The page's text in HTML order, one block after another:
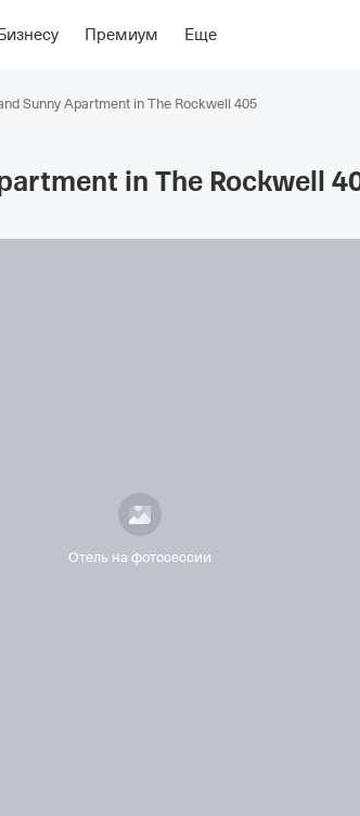
Бизнесу Премиум Еще
РасположениеОб отеле
Sunny Apartment in The Rockwell 405
in The Rockwell
Отель на фотосессии